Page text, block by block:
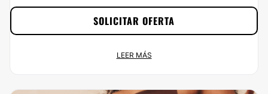
SOLICITAR OFERTA
LEER MÁS